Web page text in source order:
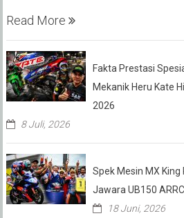
Read More
Fakta Prestasi
Mekanik Heru Kate
2026
8 Juli, 2026
Spek Mesin MX King
Jawara UB150
18 Juni, 2026